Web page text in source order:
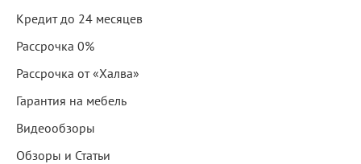
Кредит до 24 месяцев
Рассрочка 0%
Рассрочка от «Халва»
Гарантия на мебель
Видеообзоры
Обзоры и Статьи